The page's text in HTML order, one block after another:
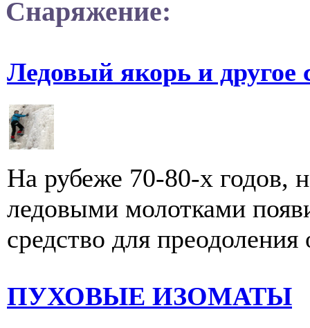
Снаряжение:
Ледовый якорь и другое
На рубеже 70-80-х годов,
ледовыми молотками
средство для преодоления
ПУХОВЫЕ ИЗОМАТЫ